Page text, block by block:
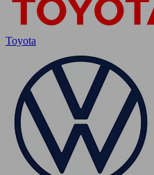
Toyota